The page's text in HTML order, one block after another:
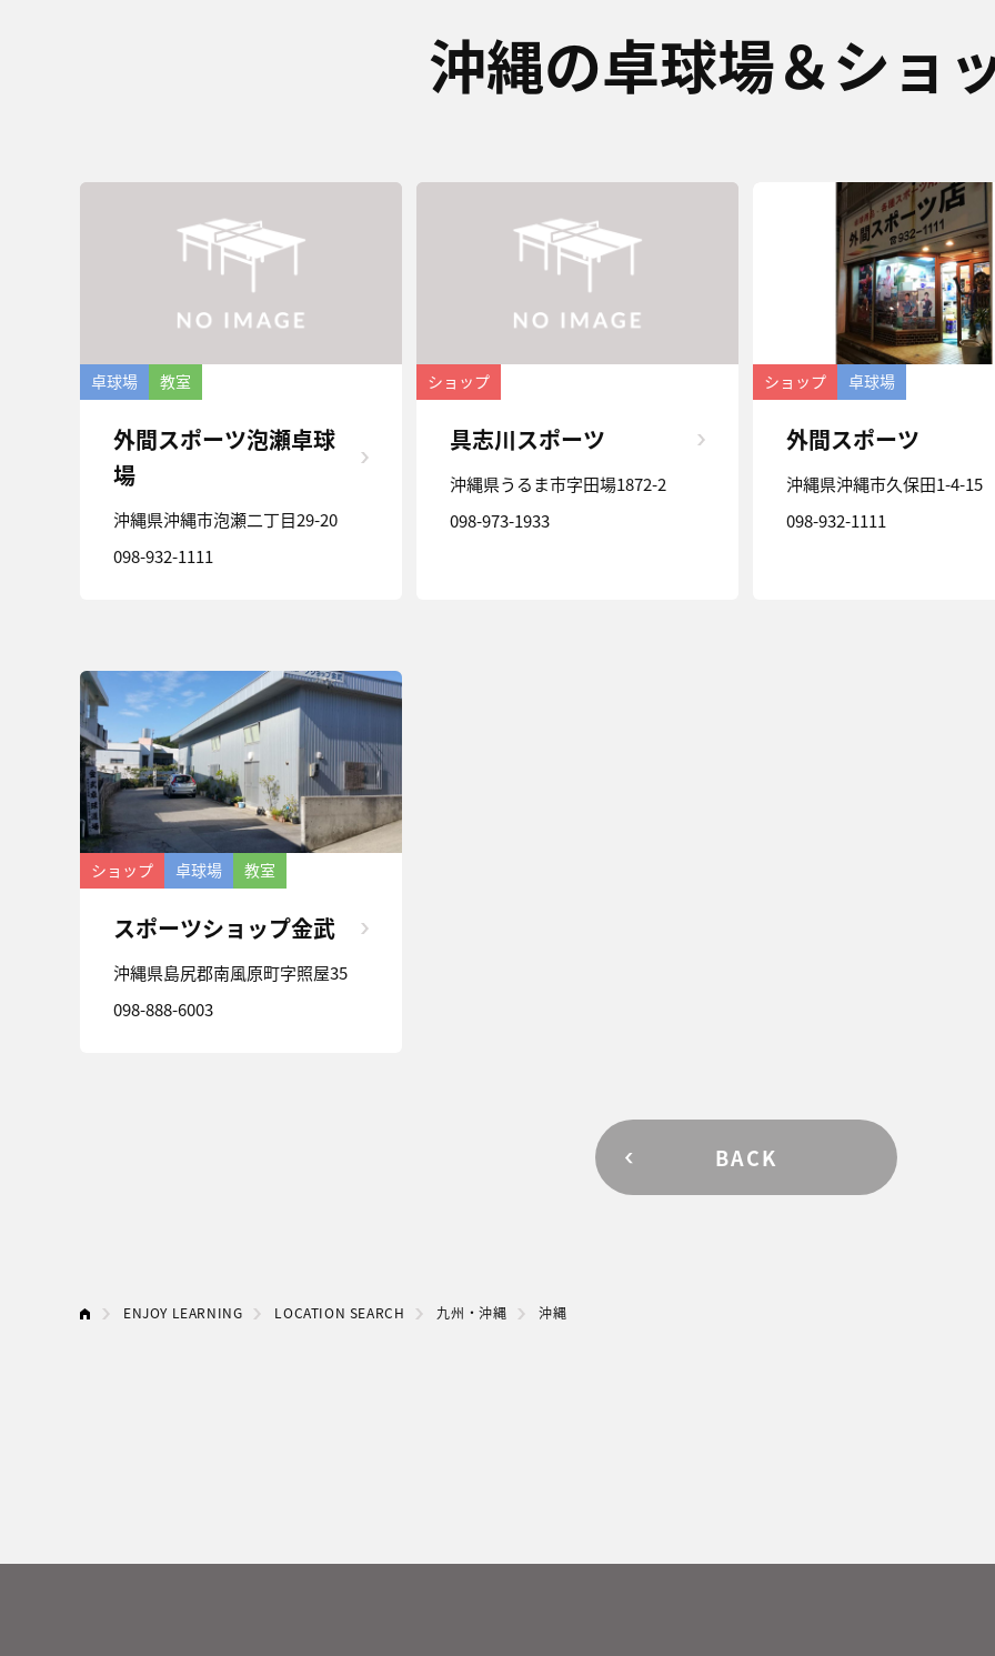
沖縄の卓球場＆ショ
卓球場 教室
外間スポーツ泡瀬卓球
場
沖縄県沖縄市泡瀬二丁目29-20
098-932-1111
ショップ
具志川スポーツ
沖縄県うるま市字田場1872-2
098-973-1933
ショップ 卓球場
外間スポーツ
沖縄県沖縄市久保田1-4-15
098-932-1111
ショップ 卓球場 教室
スポーツショップ金武
沖縄県島尻郡南風原町字照屋35
098-888-6003
BACK
ENJOY LEARNING LOCATION SEARCH 九州・沖縄 沖縄